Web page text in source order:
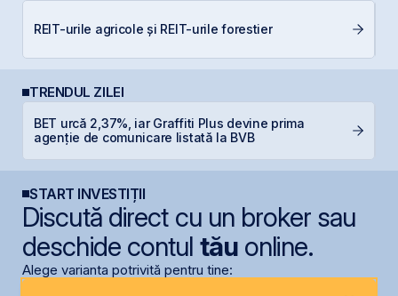
REIT-urile agricole și REIT-urile forestier
TRENDUL ZILEI
BET urcă 2,37%, iar Graffiti Plus devine prima
agenție de comunicare listată la BVB
START INVESTIȚII
Discută direct cu un broker sau
deschide contul tăuonline.
Alege varianta potrivită pentru tine: